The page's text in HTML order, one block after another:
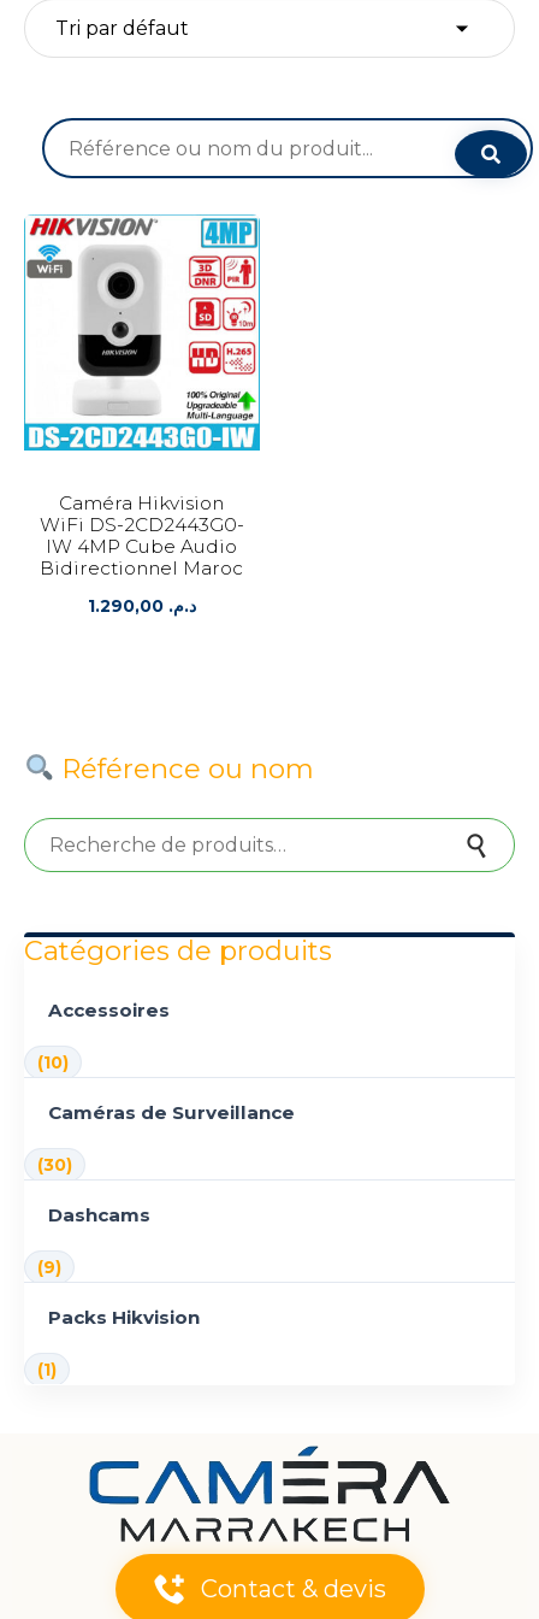
Recherche
pour :
Caméra Hikvision
WiFi DS-2CD2443G0-
IW 4MP Cube Audio
Bidirectionnel Maroc
د.م. 1.290,00
Référence ou nom
Recherche pour :
Catégories de produits
Accessoires
(10)
Caméras de Surveillance
(30)
Dashcams
(9)
Packs Hikvision
(1)
Contact & devis